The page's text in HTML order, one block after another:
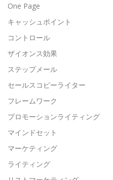
One Page
キャッシュポイント
コントロール
ザイオンス効果
ステップメール
セールスコピーライター
フレームワーク
プロモーションライティング
マインドセット
マーケティング
ライティング